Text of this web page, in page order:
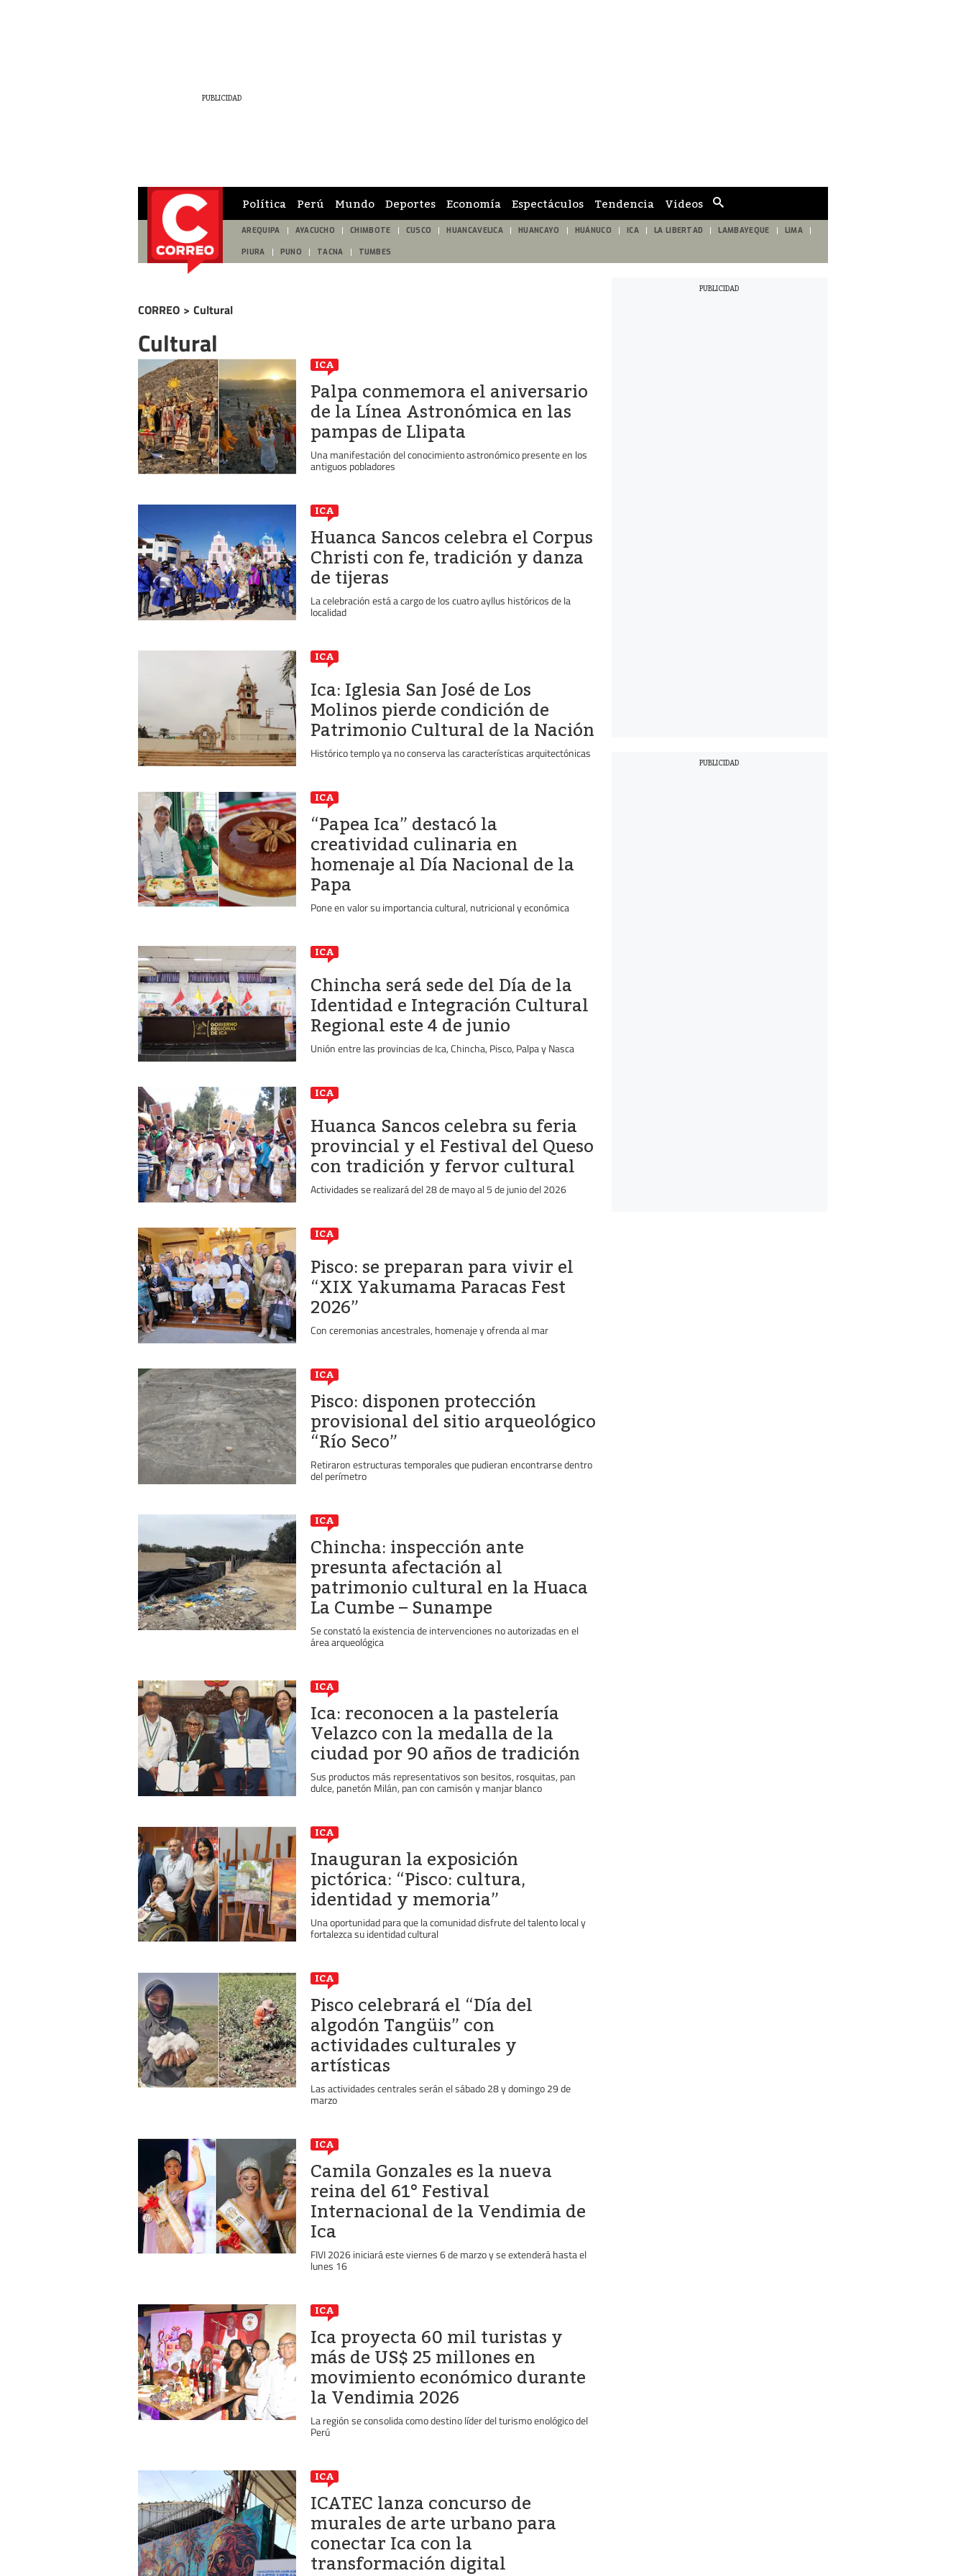
de
búsqueda
Política Perú Mundo Deportes Economía Espectáculos Tendencia Videos
AREQUIPA AYACUCHO CHIMBOTE CUSCO HUANCAVELICA HUANCAYO HUÁNUCO ICA LA LIBERTAD LAMBAYEQUE LIMA
PIURA PUNO TACNA TUMBES
CORREO > Cultural
Cultural
ICA
Palpa conmemora el aniversario
de la Línea Astronómica en las
pampas de Llipata
Una manifestación del conocimiento astronómico presente en los
antiguos pobladores
ICA
Huanca Sancos celebra el Corpus
Christi con fe, tradición y danza
de tijeras
La celebración está a cargo de los cuatro ayllus históricos de la
localidad
ICA
Ica: Iglesia San José de Los
Molinos pierde condición de
Patrimonio Cultural de la Nación
Histórico templo ya no conserva las características arquitectónicas
ICA
“Papea Ica” destacó la
creatividad culinaria en
homenaje al Día Nacional de la
Papa
Pone en valor su importancia cultural, nutricional y económica
ICA
Chincha será sede del Día de la
Identidad e Integración Cultural
Regional este 4 de junio
Unión entre las provincias de Ica, Chincha, Pisco, Palpa y Nasca
ICA
Huanca Sancos celebra su feria
provincial y el Festival del Queso
con tradición y fervor cultural
Actividades se realizará del 28 de mayo al 5 de junio del 2026
ICA
Pisco: se preparan para vivir el
“XIX Yakumama Paracas Fest
2026”
Con ceremonias ancestrales, homenaje y ofrenda al mar
ICA
Pisco: disponen protección
provisional del sitio arqueológico
“Río Seco”
Retiraron estructuras temporales que pudieran encontrarse dentro
del perímetro
ICA
Chincha: inspección ante
presunta afectación al
patrimonio cultural en la Huaca
La Cumbe – Sunampe
Se constató la existencia de intervenciones no autorizadas en el
área arqueológica
ICA
Ica: reconocen a la pastelería
Velazco con la medalla de la
ciudad por 90 años de tradición
Sus productos más representativos son besitos, rosquitas, pan
dulce, panetón Milán, pan con camisón y manjar blanco
ICA
Inauguran la exposición
pictórica: “Pisco: cultura,
identidad y memoria”
Una oportunidad para que la comunidad disfrute del talento local y
fortalezca su identidad cultural
ICA
Pisco celebrará el “Día del
algodón Tangüis” con
actividades culturales y
artísticas
Las actividades centrales serán el sábado 28 y domingo 29 de
marzo
ICA
Camila Gonzales es la nueva
reina del 61° Festival
Internacional de la Vendimia de
Ica
FIVI 2026 iniciará este viernes 6 de marzo y se extenderá hasta el
lunes 16
ICA
Ica proyecta 60 mil turistas y
más de US$ 25 millones en
movimiento económico durante
la Vendimia 2026
La región se consolida como destino líder del turismo enológico del
Perú
ICA
ICATEC lanza concurso de
murales de arte urbano para
conectar Ica con la
transformación digital